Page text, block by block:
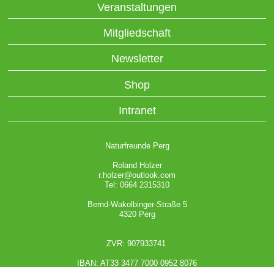
Veranstaltungen
Mitgliedschaft
Newsletter
Shop
Intranet
Naturfreunde Perg
Roland Holzer
r.holzer@outlook.com
Tel: 0664 2315310
Bernd-Wakolbinger-Straße 5
4320 Perg
ZVR: 907933741
IBAN: AT33 3477 7000 0952 8076